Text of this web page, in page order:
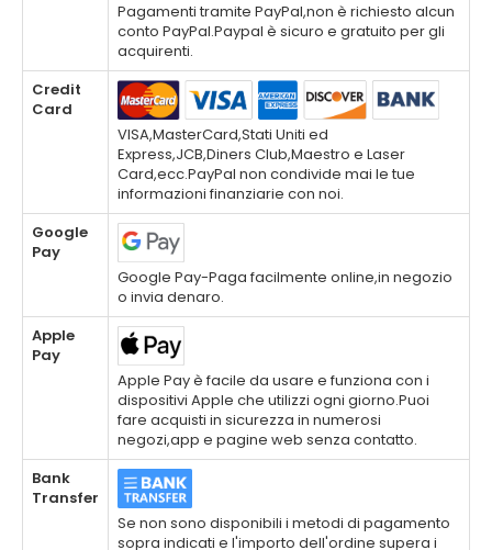
Pagamenti tramite PayPal,non è richiesto alcun
conto PayPal.Paypal è sicuro e gratuito per gli
acquirenti.
Credit
Card
VISA,MasterCard,Stati Uniti ed
Express,JCB,Diners Club,Maestro e Laser
Card,ecc.PayPal non condivide mai le tue
informazioni finanziarie con noi.
Google
Pay
Google Pay-Paga facilmente online,in negozio
o invia denaro.
Apple
Pay
Apple Pay è facile da usare e funziona con i
dispositivi Apple che utilizzi ogni giorno.Puoi
fare acquisti in sicurezza in numerosi
negozi,app e pagine web senza contatto.
Bank
Transfer
Se non sono disponibili i metodi di pagamento
sopra indicati e l'importo dell'ordine supera i